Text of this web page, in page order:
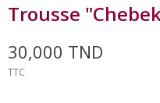
Trousse
30,000 TND
TTC